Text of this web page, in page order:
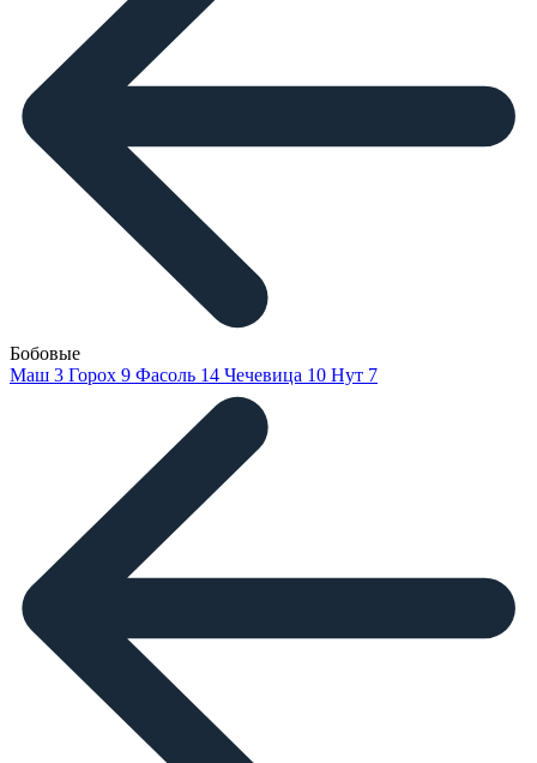
Бобовые
Маш 3 Горох 9 Фасоль 14 Чечевица 10 Нут 7